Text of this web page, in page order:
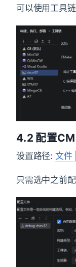
可以使用工具
4.2 配置
设置路径: 文件
只需选中之前